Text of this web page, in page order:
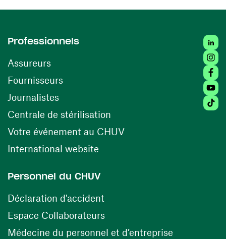
Professionnels
Assureurs
Fournisseurs(ouvre une nouvelle fenêtre)
Journalistes
Centrale de stérilisation (ouvre une nouvelle
Votre événement au CHUV(ouvre une nouvelle
International website
Personnel du CHUV
Déclaration d'accident
Espace Collaborateurs(ouvre une nouvelle fenêtre)
Médecine du personnel et d’entreprise